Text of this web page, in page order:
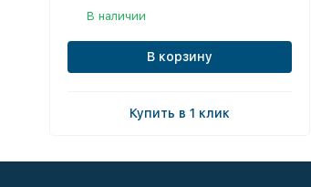
В наличии
В корзину
Купить в 1 клик